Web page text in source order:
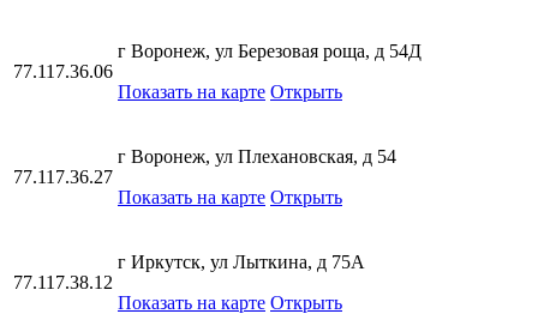
77.117.36.06
г Воронеж, ул Березовая роща, д 54Д
Показать на карте Открыть
77.117.36.27
г Воронеж, ул Плехановская, д 54
Показать на карте Открыть
77.117.38.12
г Иркутск, ул Лыткина, д 75А
Показать на карте Открыть